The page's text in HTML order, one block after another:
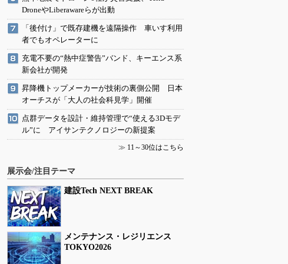
DroneやLiberawareらが出動
「後付け」で既存建機を遠隔操作 車いす利用
者でもオペレーターに
充電不要の“熱中症警告”バンド、キーエンス系
新会社が開発
昇降機トップメーカーが技術の裏側公開 日本
オーチスが「大人の社会科見学」開催
点群データを設計・維持管理で“使える3Dモデ
ル”に アイサンテクノロジーの新提案
≫ 11～30位はこちら
展示会/注目テーマ
建設Tech NEXT BREAK
メンテナンス・レジリエンス
TOKYO2026